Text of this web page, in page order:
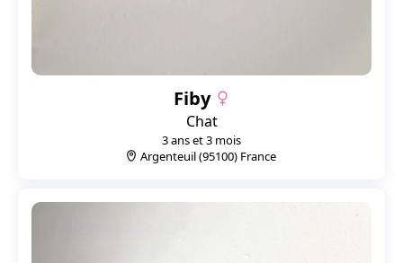
Fiby
Chat
3 ans et 3 mois
Argenteuil (95100) France